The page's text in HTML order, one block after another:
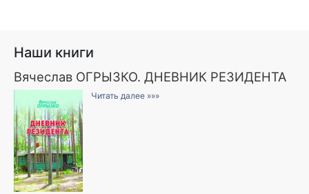
Наши книги
Вячеслав ОГРЫЗКО. ДНЕВНИК РЕЗИДЕНТА
Читать далее »»»